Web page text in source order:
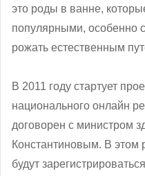
это роды в ванне,
популярными,
рожать естественным
В 2011 году стартует
национального онлайн
договорен с министром
Константиновым. В этом
будут